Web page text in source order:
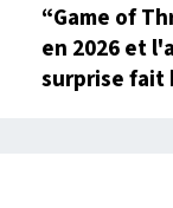
“Game of
en 2026 et
surprise fait